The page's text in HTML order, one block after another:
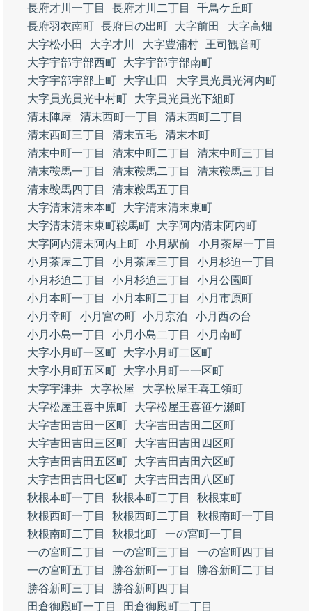
長府才川一丁目
長府才川二丁目
千鳥ケ丘町
長府羽衣南町 長府日の出町 大字前田
大字高畑
大字松小田
大字才川 大字豊浦村
王司観音町
大字宇部宇部西町
大字宇部宇部南町
大字宇部宇部上町
大字山田
大字員光員光河内町
大字員光員光中村町
大字員光員光下組町
清末陣屋
清末西町一丁目
清末西町二丁目
清末西町三丁目
清末五毛
清末本町
清末中町一丁目
清末中町二丁目
清末中町三丁目
清末鞍馬一丁目
清末鞍馬二丁目
清末鞍馬三丁目
清末鞍馬四丁目
清末鞍馬五丁目
大字清末清末本町
大字清末清末東町
大字清末清末東町鞍馬町
大字阿内清末阿内町
大字阿内清末阿内上町 小月駅前
小月茶屋一丁目
小月茶屋二丁目
小月茶屋三丁目
小月杉迫一丁目
小月杉迫二丁目
小月杉迫三丁目
小月公園町
小月本町一丁目
小月本町二丁目
小月市原町
小月幸町
小月宮の町 小月京泊
小月西の台
小月小島一丁目
小月小島二丁目
小月南町
大字小月町一区町
大字小月町二区町
大字小月町五区町
大字小月町一一区町
大字宇津井
大字松屋
大字松屋王喜工領町
大字松屋王喜中原町
大字松屋王喜笹ケ瀬町
大字吉田吉田一区町
大字吉田吉田二区町
大字吉田吉田三区町
大字吉田吉田四区町
大字吉田吉田五区町
大字吉田吉田六区町
大字吉田吉田七区町
大字吉田吉田八区町
秋根本町一丁目
秋根本町二丁目
秋根東町
秋根西町一丁目
秋根西町二丁目
秋根南町一丁目
秋根南町二丁目
秋根北町
一の宮町一丁目
一の宮町二丁目
一の宮町三丁目
一の宮町四丁目
一の宮町五丁目
勝谷新町一丁目
勝谷新町二丁目
勝谷新町三丁目
勝谷新町四丁目
田倉御殿町一丁目
田倉御殿町二丁目